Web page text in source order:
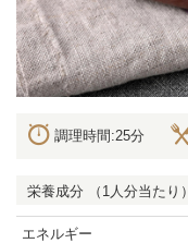
調理時間:25分
栄養成分 （1人分当たり）
エネルギー